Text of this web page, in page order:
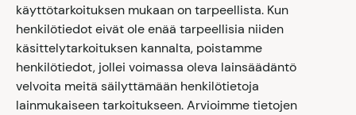
käyttötarkoituksen mukaan on tarpeellista. Kun
henkilötiedot eivät ole enää tarpeellisia niiden
käsittelytarkoituksen kannalta, poistamme
henkilötiedot, jollei voimassa oleva lainsäädäntö
velvoita meitä säilyttämään henkilötietoja
lainmukaiseen tarkoitukseen. Arvioimme tietojen